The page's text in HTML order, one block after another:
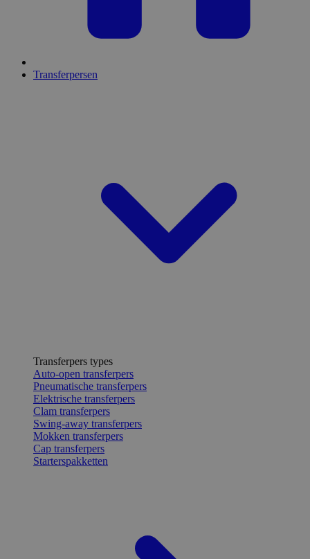
Transferpersen
Transferpers types
Auto-open transferpers
Pneumatische transferpers
Elektrische transferpers
Clam transferpers
Swing-away transferpers
Mokken transferpers
Cap transferpers
Starterspakketten